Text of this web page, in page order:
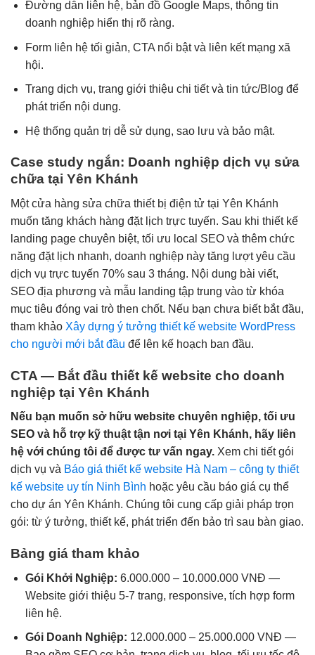
Đường dẫn liên hệ, bản đồ Google Maps, thông tin
doanh nghiệp hiển thị rõ ràng.
Form liên hệ tối giản, CTA nổi bật và liên kết mạng xã
hội.
Trang dịch vụ, trang giới thiệu chi tiết và tin tức/Blog để
phát triển nội dung.
Hệ thống quản trị dễ sử dụng, sao lưu và bảo mật.
Case study ngắn: Doanh nghiệp dịch vụ sửa
chữa tại Yên Khánh
Một cửa hàng sửa chữa thiết bị điện tử tại Yên Khánh
muốn tăng khách hàng đặt lịch trực tuyến. Sau khi thiết kế
landing page chuyên biệt, tối ưu local SEO và thêm chức
năng đặt lịch nhanh, doanh nghiệp này tăng lượt yêu cầu
dịch vụ trực tuyến 70% sau 3 tháng. Nội dung bài viết,
SEO địa phương và mẫu landing tập trung vào từ khóa
mục tiêu đóng vai trò then chốt. Nếu bạn chưa biết bắt đầu,
tham khảo Xây dựng ý tưởng thiết kế website WordPress
cho người mới bắt đầu để lên kế hoạch ban đầu.
CTA — Bắt đầu thiết kế website cho doanh
nghiệp tại Yên Khánh
Nếu bạn muốn sở hữu website chuyên nghiệp, tối ưu
SEO và hỗ trợ kỹ thuật tận nơi tại Yên Khánh, hãy liên
hệ với chúng tôi để được tư vấn ngay. Xem chi tiết gói
dịch vụ và Báo giá thiết kế website Hà Nam – công ty thiết
kế website uy tín Ninh Bình hoặc yêu cầu báo giá cụ thể
cho dự án Yên Khánh. Chúng tôi cung cấp giải pháp trọn
gói: từ ý tưởng, thiết kế, phát triển đến bảo trì sau bàn giao.
Bảng giá tham khảo
Gói Khởi Nghiệp: 6.000.000 – 10.000.000 VNĐ —
Website giới thiệu 5-7 trang, responsive, tích hợp form
liên hệ.
Gói Doanh Nghiệp: 12.000.000 – 25.000.000 VNĐ —